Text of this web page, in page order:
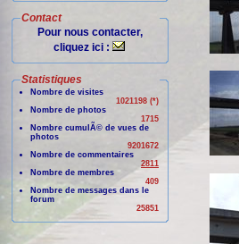
Contact
Pour nous contacter,
cliquez ici :
Statistiques
Nombre de visites
1021198 (*)
Nombre de photos
1715
Nombre cumulÃ© de vues de
photos
9201672
Nombre de commentaires
2811
Nombre de membres
409
Nombre de messages dans le
forum
25851